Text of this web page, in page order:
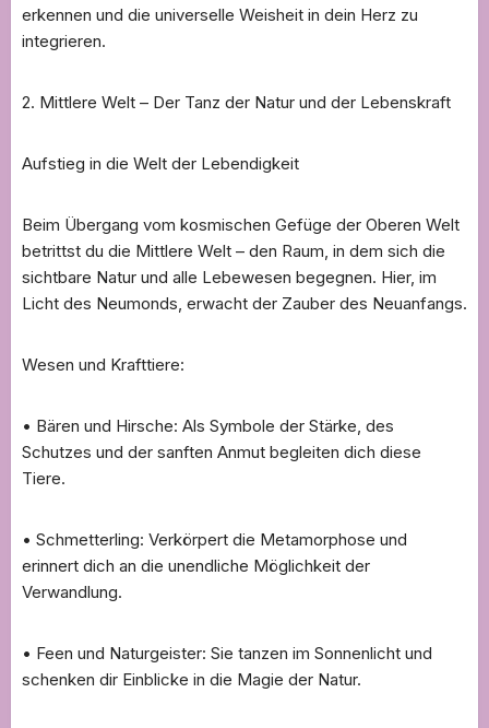
erkennen und die universelle Weisheit in dein Herz zu
integrieren.
2. Mittlere Welt – Der Tanz der Natur und der Lebenskraft
Aufstieg in die Welt der Lebendigkeit
Beim Übergang vom kosmischen Gefüge der Oberen Welt
betrittst du die Mittlere Welt – den Raum, in dem sich die
sichtbare Natur und alle Lebewesen begegnen. Hier, im
Licht des Neumonds, erwacht der Zauber des Neuanfangs.
Wesen und Krafttiere:
• Bären und Hirsche: Als Symbole der Stärke, des
Schutzes und der sanften Anmut begleiten dich diese
Tiere.
• Schmetterling: Verkörpert die Metamorphose und
erinnert dich an die unendliche Möglichkeit der
Verwandlung.
• Feen und Naturgeister: Sie tanzen im Sonnenlicht und
schenken dir Einblicke in die Magie der Natur.